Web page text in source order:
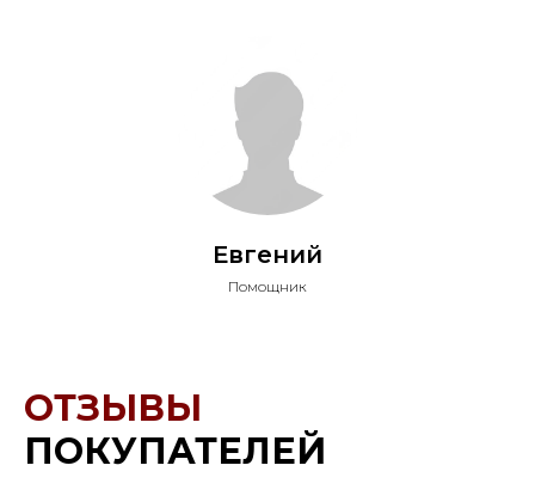
Евгений
Помощник
ОТЗЫВЫ
ПОКУПАТЕЛЕЙ